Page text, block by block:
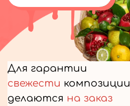
Для гарантии
свежести композиции
делаются на заказ